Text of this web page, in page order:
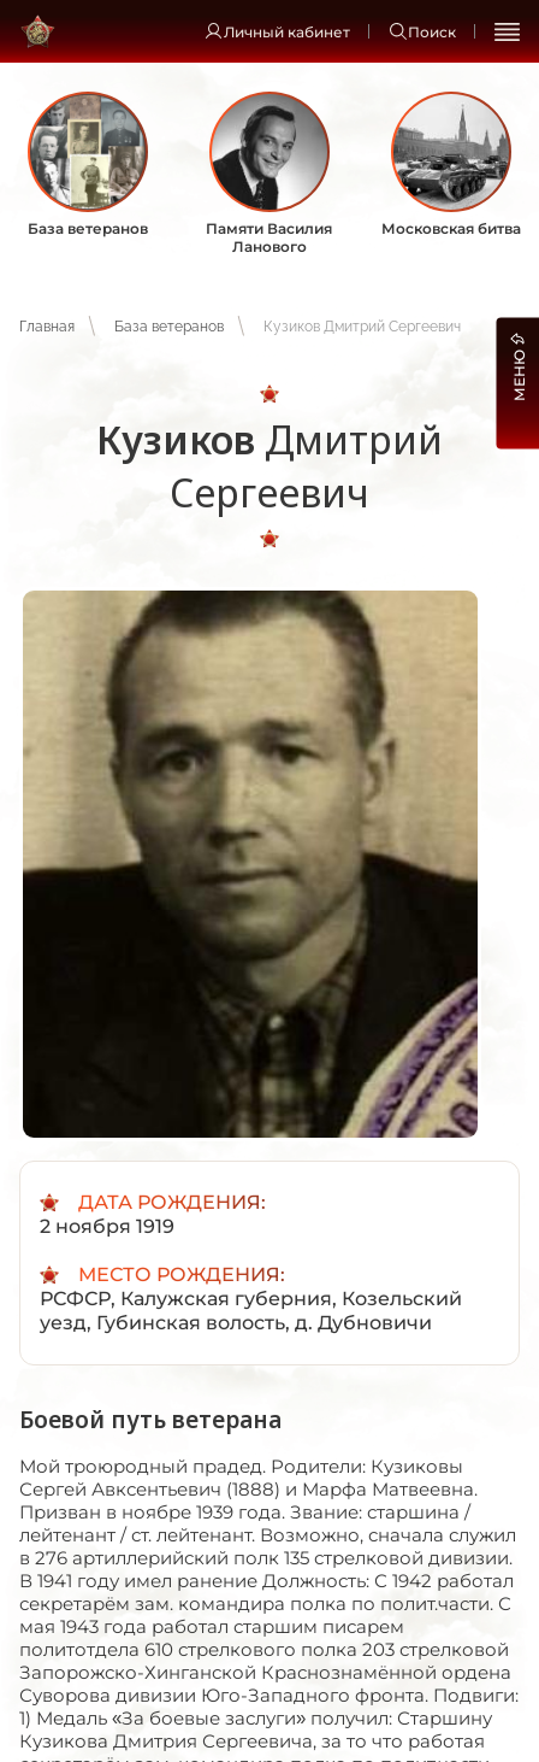
Личный кабинет Поиск
База ветеранов
Памяти Василия
Ланового
Московская битва
Главная База ветеранов Кузиков Дмитрий Сергеевич
Кузиков Дмитрий
Сергеевич
ДАТА РОЖДЕНИЯ:
2 ноября 1919
МЕСТО РОЖДЕНИЯ:
РСФСР, Калужская губерния, Козельский
уезд, Губинская волость, д. Дубновичи
Боевой путь ветерана
Мой троюродный прадед. Родители: Кузиковы
Сергей Авксентьевич (1888) и Марфа Матвеевна.
Призван в ноябре 1939 года. Звание: старшина /
лейтенант / ст. лейтенант. Возможно, сначала служил
в 276 артиллерийский полк 135 стрелковой дивизии.
В 1941 году имел ранение Должность: С 1942 работал
секретарём зам. командира полка по полит.части. С
мая 1943 года работал старшим писарем
политотдела 610 стрелкового полка 203 стрелковой
Запорожско-Хинганской Краснознамённой ордена
Суворова дивизии Юго-Западного фронта. Подвиги:
1) Медаль «За боевые заслуги» получил: Старшину
Кузикова Дмитрия Сергеевича, за то что работая
МЕНЮ